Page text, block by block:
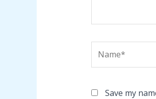
Save my